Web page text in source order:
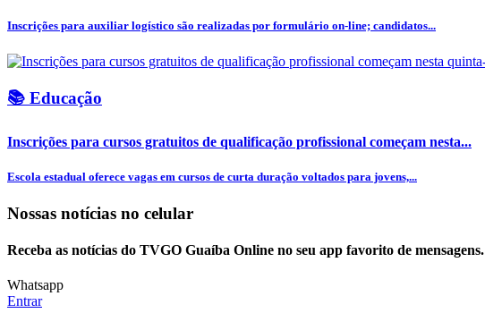
Inscrições para auxiliar logístico são realizadas por formulário on-line; candidatos...
📚 Educação
Inscrições para cursos gratuitos de qualificação profissional começam nesta...
Escola estadual oferece vagas em cursos de curta duração voltados para jovens,...
Nossas notícias no celular
Receba as notícias do TVGO Guaíba Online no seu app favorito de mensagens.
Whatsapp
Entrar